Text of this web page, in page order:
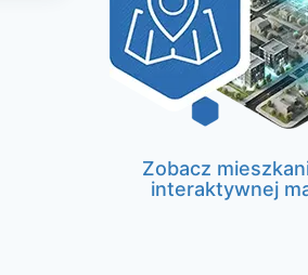
Zobacz
interaktywnej